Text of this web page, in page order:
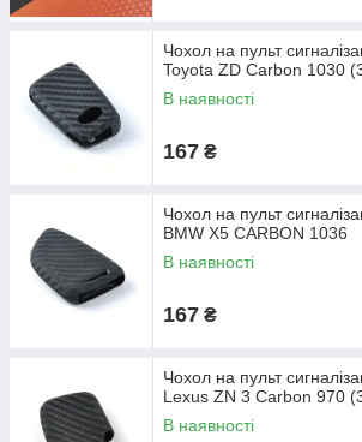
Чохол на пульт
Toyota ZD Carbon 1030
В наявності
167 ₴
Чохол на пульт
BMW X5 CARBON 1036
В наявності
167 ₴
Чохол на пульт
Lexus ZN 3 Carbon 970
В наявності